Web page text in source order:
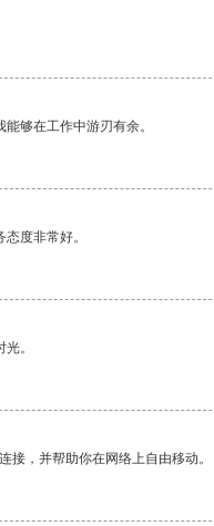
够在工作中游刃有余。
度非常好。
。
接，并帮助你在网络上自由移动。